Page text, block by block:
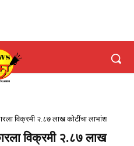
विक्रमी २.८७ लाख कोटींचा लाभांश
विक्रमी २.८७ लाख